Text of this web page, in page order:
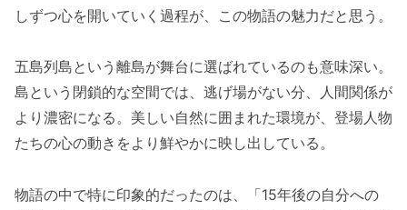
しずつ心を開いていく過程が、この物語の魅力だと思う。
五島列島という離島が舞台に選ばれているのも意味深い。
島という閉鎖的な空間では、逃げ場がない分、人間関係が
より濃密になる。美しい自然に囲まれた環境が、登場人物
たちの心の動きをより鮮やかに映し出している。
物語の中で特に印象的だったのは、「15年後の自分への